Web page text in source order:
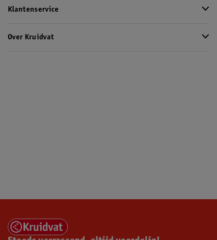
Klantenservice
Over Kruidvat